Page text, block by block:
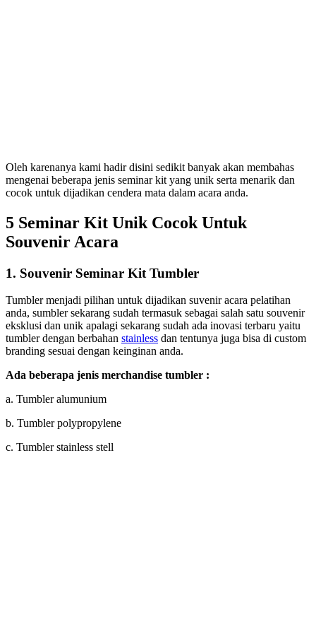
Oleh karenanya kami hadir disini sedikit banyak akan membahas
mengenai beberapa jenis seminar kit yang unik serta menarik dan
cocok untuk dijadikan cendera mata dalam acara anda.
5 Seminar Kit Unik Cocok Untuk
Souvenir Acara
1. Souvenir Seminar Kit Tumbler
Tumbler menjadi pilihan untuk dijadikan suvenir acara pelatihan
anda, sumbler sekarang sudah termasuk sebagai salah satu souvenir
eksklusi dan unik apalagi sekarang sudah ada inovasi terbaru yaitu
tumbler dengan berbahan stainless dan tentunya juga bisa di custom
branding sesuai dengan keinginan anda.
Ada beberapa jenis merchandise tumbler :
a. Tumbler alumunium
b. Tumbler polypropylene
c. Tumbler stainless stell